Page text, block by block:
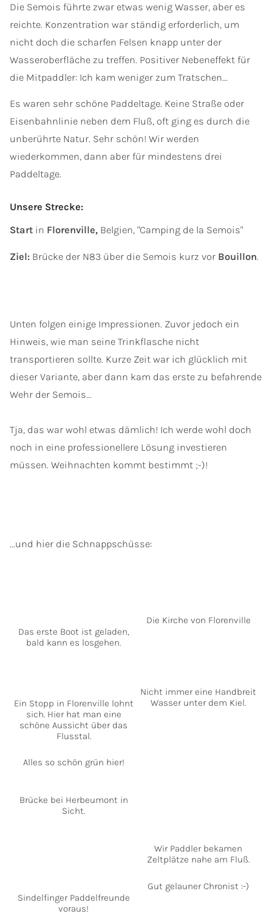
Die Semois führte zwar etwas wenig Wasser, aber es
reichte. Konzentration war ständig erforderlich, um
nicht doch die scharfen Felsen knapp unter der
Wasseroberfläche zu treffen. Positiver Nebeneffekt für
die Mitpaddler: Ich kam weniger zum Tratschen...
Es waren sehr schöne Paddeltage. Keine Straße oder
Eisenbahnlinie neben dem Fluß, oft ging es durch die
unberührte Natur. Sehr schön! Wir werden
wiederkommen, dann aber für mindestens drei
Paddeltage.
Unsere Strecke:
Start in Florenville, Belgien, "Camping de la Semois"
Ziel: Brücke der N83 über die Semois kurz vor Bouillon.
Unten folgen einige Impressionen. Zuvor jedoch ein
Hinweis, wie man seine Trinkflasche nicht
transportieren sollte. Kurze Zeit war ich glücklich mit
dieser Variante, aber dann kam das erste zu befahrende
Wehr der Semois...
Tja, das war wohl etwas dämlich! Ich werde wohl doch
noch in eine professionellere Lösung investieren
müssen. Weihnachten kommt bestimmt ;-)!
...und hier die Schnappschüsse:
Das erste Boot ist geladen,
bald kann es losgehen.
Die Kirche von Florenville
Ein Stopp in Florenville lohnt
sich. Hier hat man eine
schöne Aussicht über das
Flusstal.
Nicht immer eine Handbreit
Wasser unter dem Kiel.
Alles so schön grün hier!
Brücke bei Herbeumont in
Sicht.
Wir Paddler bekamen
Zeltplätze nahe am Fluß.
Sindelfinger Paddelfreunde
voraus!
Gut gelauner Chronist :-)